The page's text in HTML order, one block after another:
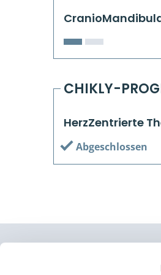
CHIKLY-
HerzZentrierte
Abgeschlossen